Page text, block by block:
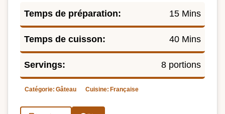
Temps de préparation: 15 Mins
Temps de cuisson: 40 Mins
Servings: 8 portions
Catégorie: Gâteau Cuisine: Française